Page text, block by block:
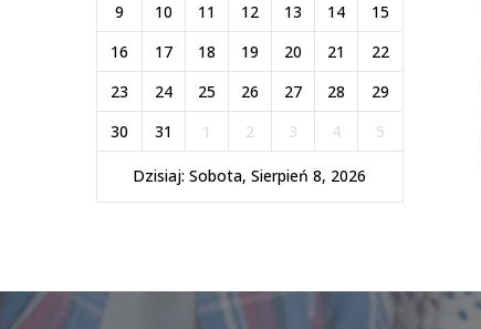
9
10 11 12 13 14
15
16
17 18 19 20 21
22
23
24 25 26 27 28
29
30
31 1 2 3 4 5
Dzisiaj: Sobota, Sierpień 8, 2026